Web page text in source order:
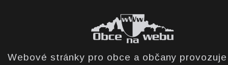
Webové stránky pro obce a občany